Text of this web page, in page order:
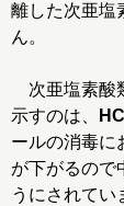
離した次亜塩
ん。
次亜塩素酸
示すのは、
ールの消毒に
が下がるので
うにされてい